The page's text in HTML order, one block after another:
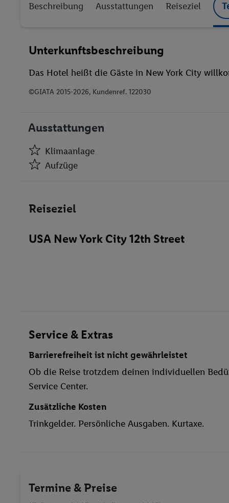
Beschreibung Ausstattungen Reiseziel
Unterkunftsbeschreibung
Das Hotel heißt die Gäste in New York City
©GIATA 2015-2026, Kundenref. 122030
Ausstattungen
Klimaanlage
Aufzüge
Aufzüge
Geschäfte
Öffentliches Internet
Aufzug
Fitness-Studio
Darts
Reiseziel
USA New York City 12th Street
Service & Extras
Barrierefreiheit ist nicht gewährleistet
Ob die Reise trotzdem deinen individuellen
Service Center.
Zusätzliche Kosten
Trinkgelder. Persönliche Ausgaben. Kurtaxe.
Termine & Preise